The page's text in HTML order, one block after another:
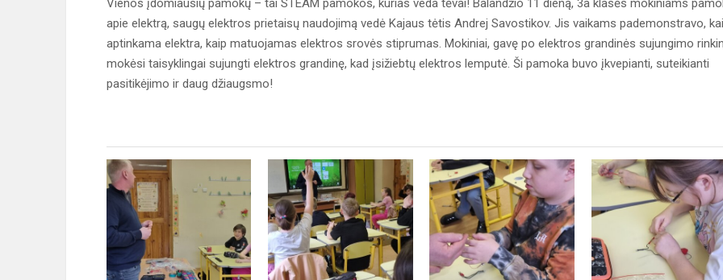
Vienos įdomiausių pamokų – tai STEAM pamokos, kurias veda tėvai! Balandžio 11 dieną, 3a klasės mokiniams
apie elektrą, saugų elektros prietaisų naudojimą vedė Kajaus tėtis Andrej Savostikov. Jis vaikams pademonstravo,
aptinkama elektra, kaip matuojamas elektros srovės stiprumas. Mokiniai, gavę po elektros grandinės sujungimo
mokėsi taisyklingai sujungti elektros grandinę, kad įsižiebtų elektros lemputė. Ši pamoka buvo įkvepianti, suteikianti
pasitikėjimo ir daug džiaugsmo!